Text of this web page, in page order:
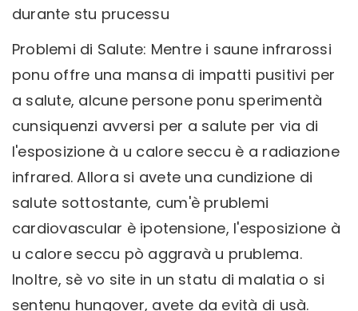
durante stu prucessu
Problemi di Salute: Mentre i saune infrarossi
ponu offre una mansa di impatti pusitivi per
a salute, alcune persone ponu sperimentà
cunsiquenzi avversi per a salute per via di
l'esposizione à u calore seccu è a radiazione
infrared. Allora si avete una cundizione di
salute sottostante, cum'è prublemi
cardiovascular è ipotensione, l'esposizione à
u calore seccu pò aggravà u prublema.
Inoltre, sè vo site in un statu di malatia o si
sentenu hungover, avete da evità di usà.